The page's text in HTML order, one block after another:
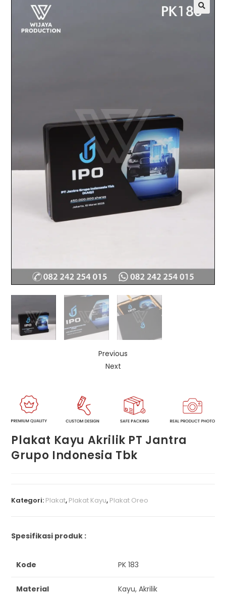
Previous
Next
Plakat Kayu Akrilik PT Jantra
Grupo Indonesia Tbk
Kategori: Plakat, Plakat Kayu, Plakat Oreo
Spesifikasi produk :
Kode PK 183
Material Kayu, Akrilik